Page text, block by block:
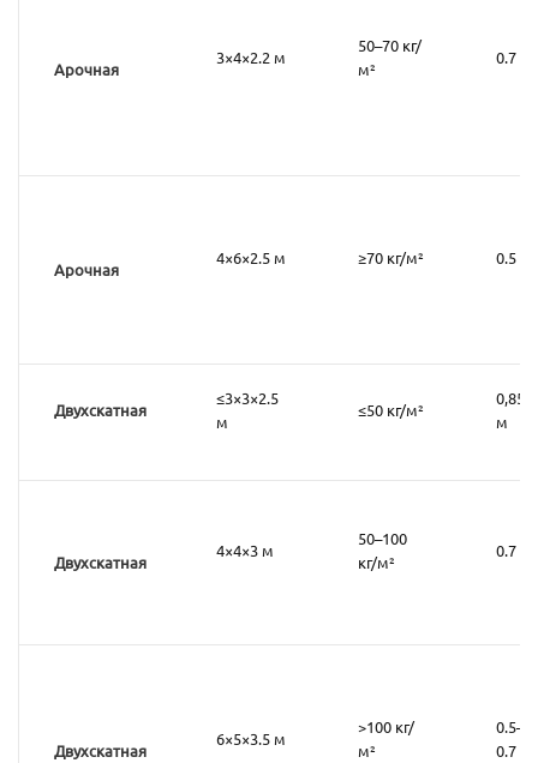
Арочная
3×4×2.2 м
50–70 кг/
м²
0.7 м
Арочная
4×6×2.5 м ≥70 кг/м² 0.5 м
Двухскатная
≤3×3×2.5
м
≤50 кг/м²
0,85
м
Двухскатная
4×4×3 м
50–100
кг/м²
0.7 м
Двухскатная
6×5×3.5 м
>100 кг/
м²
0.5–
0.7 м